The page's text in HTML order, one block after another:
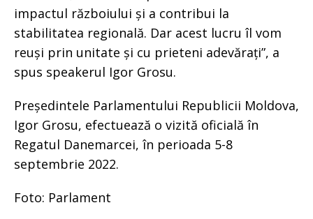
impactul războiului și a contribui la
stabilitatea regională. Dar acest lucru îl vom
reuși prin unitate și cu prieteni adevărați”, a
spus speakerul Igor Grosu.
Președintele Parlamentului Republicii Moldova,
Igor Grosu, efectuează o vizită oficială în
Regatul Danemarcei, în perioada 5-8
septembrie 2022.
Foto: Parlament